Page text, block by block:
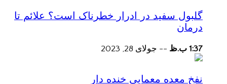
گلبول سفید در ادرار خطرناک است؟ علائم تا
درمان
1:37 ب.ظ -- جولای 28, 2023
نفخ معده معمایی خنده دار